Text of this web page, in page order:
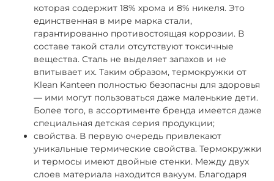
которая содержит 18% хрома и 8% никеля. Это
единственная в мире марка стали,
гарантированно противостоящая коррозии. В
составе такой стали отсутствуют токсичные
вещества. Сталь не выделяет запахов и не
впитывает их. Таким образом, термокружки от
Klean Kanteen полностью безопасны для здоровья
— ими могут пользоваться даже маленькие дети.
Более того, в ассортименте бренда имеется даже
специальная детская серия продукции;
свойства. В первую очередь привлекают
уникальные термические свойства. Термокружки
и термосы имеют двойные стенки. Между двух
слоев материала находится вакуум. Благодаря